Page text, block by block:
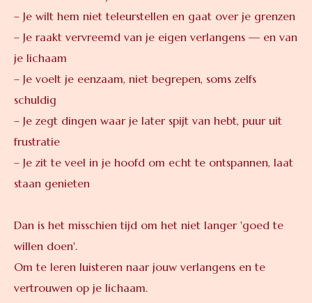
– Je wilt hem niet teleurstellen en gaat over je grenzen
– Je raakt vervreemd van je eigen verlangens — en van
je lichaam
– Je voelt je eenzaam, niet begrepen, soms zelfs
schuldig
– Je zegt dingen waar je later spijt van hebt, puur uit
frustratie
– Je zit te veel in je hoofd om echt te ontspannen, laat
staan genieten
Dan is het misschien tijd om het niet langer 'goed te
willen doen'.
Om te leren luisteren naar jouw verlangens en te
vertrouwen op je lichaam.